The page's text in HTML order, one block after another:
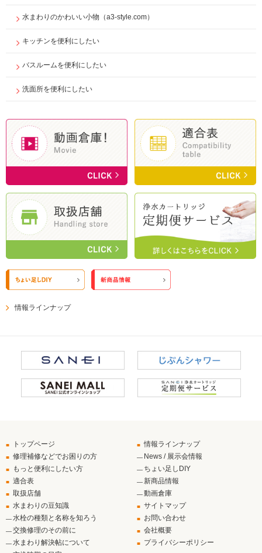
水まわりのかわいい小物（a3-style.com）
キッチンを便利にしたい
バスルームを便利にしたい
洗面所を便利にしたい
情報ラインナップ
トップページ
修理補修などでお困りの方
もっと便利にしたい方
適合表
取扱店舗
水まわりの豆知識
水栓の種類と名称を知ろう
交換修理のその前に
水まわり解決帖について
情報ラインナップ
News / 展示会情報
ちょい足しDIY
新商品情報
動画倉庫
サイトマップ
お問い合わせ
会社概要
プライバシーポリシー